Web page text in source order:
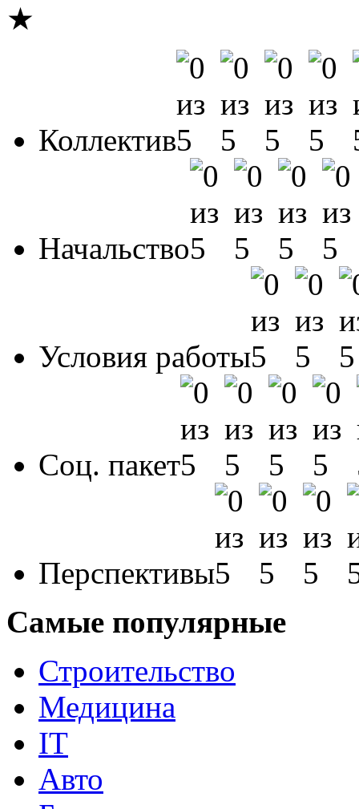
★
Коллектив
Начальство
Условия работы
Соц. пакет
Перспективы
Самые популярные
Строительство
Медицина
IT
Авто